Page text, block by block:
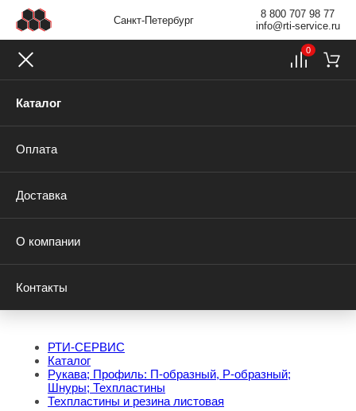
Санкт-Петербург
8 800 707 98 77
info@rti-service.ru
Каталог
Оплата
Доставка
О компании
Контакты
0
РТИ-СЕРВИС
Каталог
Рукава; Профиль: П-образный, Р-образный;
Шнуры; Техпластины
Техпластины и резина листовая